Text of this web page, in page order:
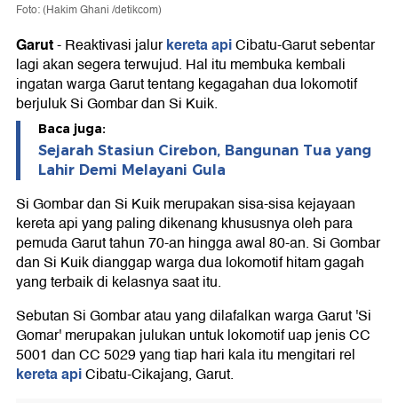
Foto: (Hakim Ghani /detikcom)
Garut-Reaktivasi jalurkereta apiCibatu-Garut sebentar
lagi akan segera terwujud. Hal itu membuka kembali
ingatan warga Garut tentang kegagahan dua lokomotif
berjuluk Si Gombar dan Si Kuik.
Baca juga:
Sejarah Stasiun Cirebon, Bangunan Tua yang
Lahir Demi Melayani Gula
Si Gombar dan Si Kuik merupakan sisa-sisa kejayaan
kereta api yang paling dikenang khususnya oleh para
pemuda Garut tahun 70-an hingga awal 80-an. Si Gombar
dan Si Kuik dianggap warga dua lokomotif hitam gagah
yang terbaik di kelasnya saat itu.
Sebutan Si Gombar atau yang dilafalkan warga Garut 'Si
Gomar' merupakan julukan untuk lokomotif uap jenis CC
5001 dan CC 5029 yang tiap hari kala itu mengitari rel
kereta apiCibatu-Cikajang, Garut.